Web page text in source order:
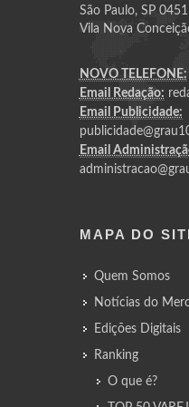
São Paulo, SP
Vila Nova
NOVO TELEFONE:
Email Redação:
Email Publicidade:
Email
MAPA DO
Quem Somos
Notícias do
Edições Digitais
Ranking
O que é?